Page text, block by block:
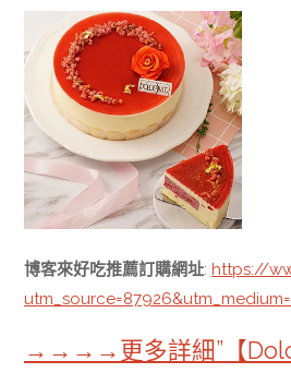
博客來好吃推薦訂購網址: https://
→→→→更多詳細”【